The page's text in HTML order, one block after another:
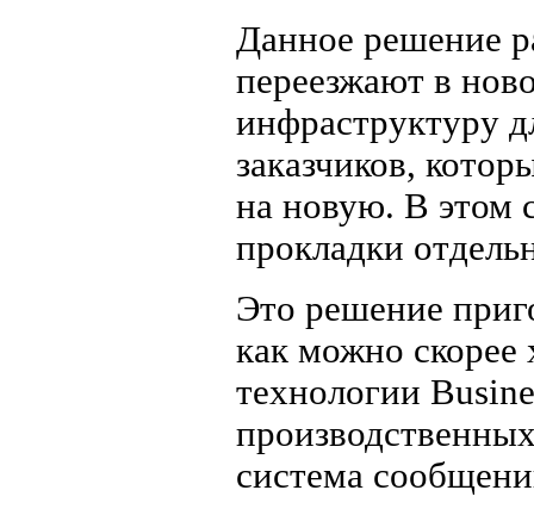
Данное решение
переезжают в
инфраструктуру
заказчиков,
на новую. В этом
прокладки
Это решение
как можно скорее
технологии
система